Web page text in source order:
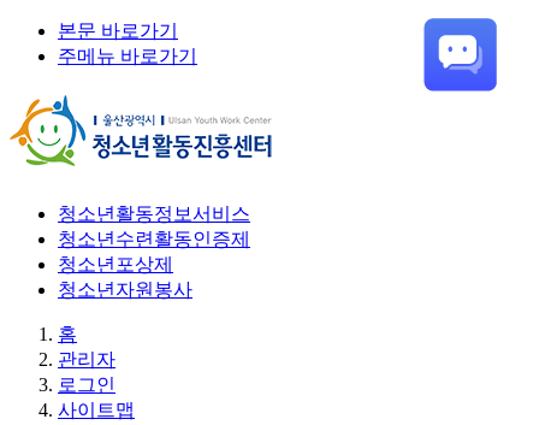
본문 바로가기
주메뉴 바로가기
청소년활동정보서비스
청소년수련활동인증제
청소년포상제
청소년자원봉사
홈
관리자
로그인
사이트맵